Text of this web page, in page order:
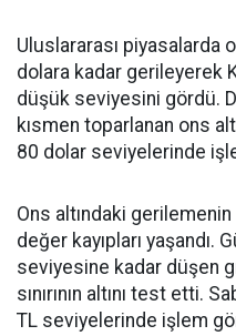
Uluslararası piyasalarda
dolara kadar gerileyerek
düşük seviyesini gördü.
kısmen toparlanan ons
80 dolar seviyelerinde
Ons altındaki
değer kayıpları yaşandı.
seviyesine kadar düşen
sınırının altını test etti.
TL seviyelerinde işlem